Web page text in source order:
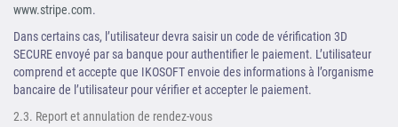
www.stripe.com.
Dans certains cas, l’utilisateur devra saisir un code de vérification 3D
SECURE envoyé par sa banque pour authentifier le paiement. L’utilisateur
comprend et accepte que IKOSOFT envoie des informations à l’organisme
bancaire de l’utilisateur pour vérifier et accepter le paiement.
2.3. Report et annulation de rendez-vous